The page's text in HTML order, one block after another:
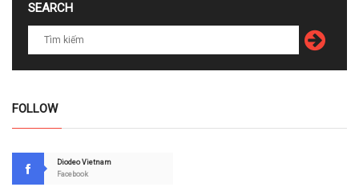
SEARCH
FOLLOW
Diodeo Vietnam
Facebook